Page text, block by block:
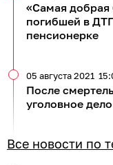
«Самая добрая
погибшей в
пенсионерке
После
уголовное дело
05 августа 2021
Все новости по